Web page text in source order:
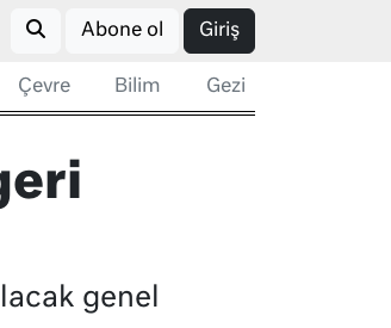
Abone ol Giriş
Çevre Bilim Gezi
genel